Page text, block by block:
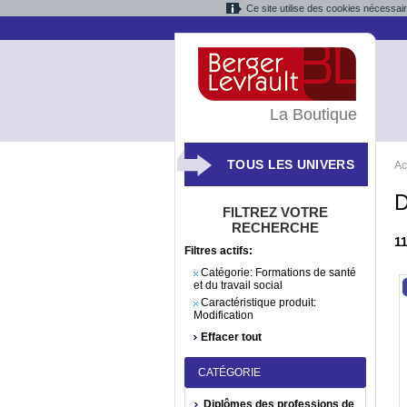
Ce site utilise des cookies
11
La Boutique
TOUS LES UNIVERS
FILTREZ VOTRE
RECHERCHE
Filtres actifs:
Catégorie: Formations de santé
et du travail social
Caractéristique produit:
Modification
Effacer tout
CATÉGORIE
Diplômes des professions de